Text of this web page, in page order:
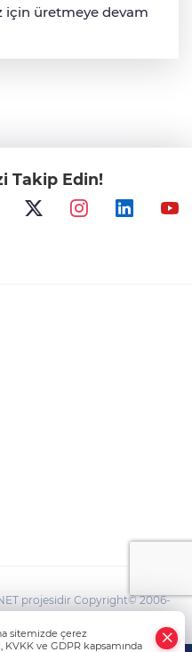
için üretmeye devam
Takip Edin!
projesidir Copyright© 2006-
sitemizde çerez
ve GDPR kapsamında